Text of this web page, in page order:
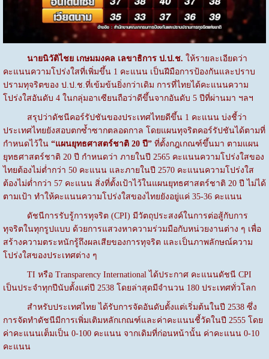
นายนิวัติไชย เกษมมงคล เลขาธิการ ป.ป.ช. ให้รายละเอียดว่า
คะแนนความโปร่งใสที่เพิ่มขึ้น 1 คะแนน เป็นฝีมือการป้องกันและปราบ
ปรามทุจริตของ ป.ป.ช.ที่เข้มข้นยิ่งกว่าเดิม การที่ไทยได้คะแนนความ
โปร่งใสอันดับ 4 ในกลุ่มอาเซียนถือว่าดีขึ้นจากอันดับ 5 ปีที่ผ่านมา ฯลฯ
สรุปว่าดัชนีคอร์รัปชันของประเทศไทยดีขึ้น 1 คะแนน บ่งชี้ว่า
ประเทศไทยยังสอบตกซ้ำซากตลอดกาล โดยแผนทุจริตคอร์รัปชันได้ตามที่
กำหนดไว้ใน “แผนยุทธศาสตร์ชาติ 20 ปี”ที่ตั้งกฎเกณฑ์ขึ้นมา ตามแผน
ยุทธศาสตร์ชาติ 20 ปี กำหนดว่า ภายในปี 2565 คะแนนความโปร่งใสของ
ไทยต้องไม่ตํ่ากว่า 50 คะแนน และภายในปี 2570 คะแนนความโปร่งใส
ต้องไม่ตํ่ากว่า 57 คะแนน สิ่งที่ตั้งเป้าไว้ในแผนยุทธศาสตร์ชาติ 20 ปี ไม่ได้
ตามเป้า ทำให้คะแนนความโปร่งใสของไทยยังอยู่แค่ 35-36 คะแนน
ดัชนีการรับรู้การทุจริต (CPI) มีวัตถุประสงค์ในการต่อสู้กับการ
ทุจริตในทุกรูปแบบ ด้วยการแสวงหาความร่วมมือกับหน่วยงานต่าง ๆ เพื่อ
สร้างความตระหนักรู้ถึงผลเสียของการทุจริต และเป็นภาพลักษณ์ความ
โปร่งใสของประเทศต่าง ๆ
TI หรือ Transparency International ได้ประกาศ คะแนนดัชนี CPI
เป็นประจำทุกปีนับตั้งแต่ปี 2538 โดยล่าสุดมีจำนวน 180 ประเทศทั่วโลก
สำหรับประเทศไทย ได้รับการจัดอันดับตั้งแต่เริ่มต้นในปี 2538 ซึ่ง
การจัดทำดัชนีมีการเพิ่มเติมหลักเกณฑ์และค่าคะแนนชี้วัดในปี 2555 โดย
ค่าคะแนนเต็มเป็น 0-100 คะแนน จากเดิมที่ก่อนหน้านั้น ค่าคะแนน 0-10
คะแนน